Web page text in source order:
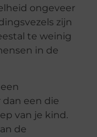
ongeveer
zijn
te weinig
in de
een die
van je kind.
de